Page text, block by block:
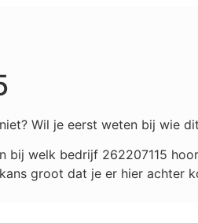
Wil je eerst weten bij wie
bij welk bedrijf 262207115
groot dat je er hier achter